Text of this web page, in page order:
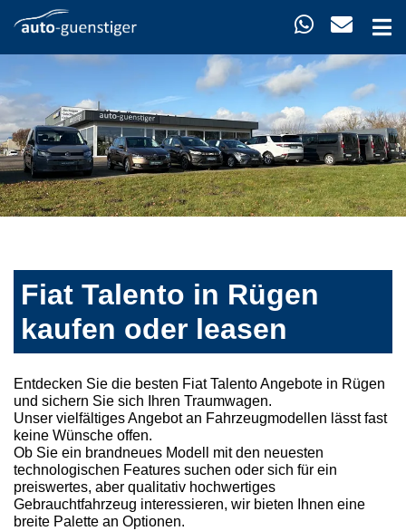
Fiat Talento in Rügen
kaufen oder leasen
Entdecken Sie die besten Fiat Talento Angebote in Rügen
und sichern Sie sich Ihren Traumwagen.
Unser vielfältiges Angebot an Fahrzeugmodellen lässt fast
keine Wünsche offen.
Ob Sie ein brandneues Modell mit den neuesten
technologischen Features suchen oder sich für ein
preiswertes, aber qualitativ hochwertiges
Gebrauchtfahrzeug interessieren, wir bieten Ihnen eine
breite Palette an Optionen.